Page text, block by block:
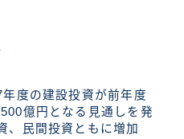
度の建設投資が前年度
億円となる見通しを発
、民間投資ともに増加